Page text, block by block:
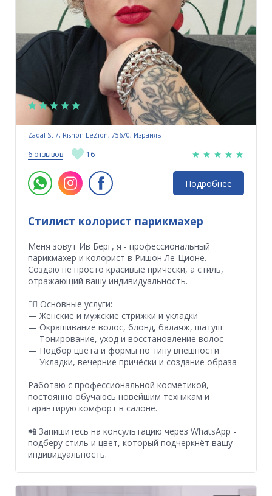
Стилист колорист парикмахер
Меня зовут Ив Берг, я - профессиональный
парикмахер и колорист в Ришон Ле-Ционе.
Создаю не просто красивые причёски, а стиль,
отражающий вашу индивидуальность.
💇‍♀️ Основные услуги:
— Женские и мужские стрижки и укладки
— Окрашивание волос, блонд, балаяж, шатуш
— Тонирование, уход и восстановление волос
— Подбор цвета и формы по типу внешности
— Укладки, вечерние причёски и создание образа
Работаю с профессиональной косметикой,
постоянно обучаюсь новейшим техникам и
гарантирую комфорт в салоне.
📲 Запишитесь на консультацию через WhatsApp -
подберу стиль и цвет, который подчеркнёт вашу
индивидуальность.
Zadal St 7, Rishon LeZion, 75670, Израиль
6 отзывов 16
Подробнее